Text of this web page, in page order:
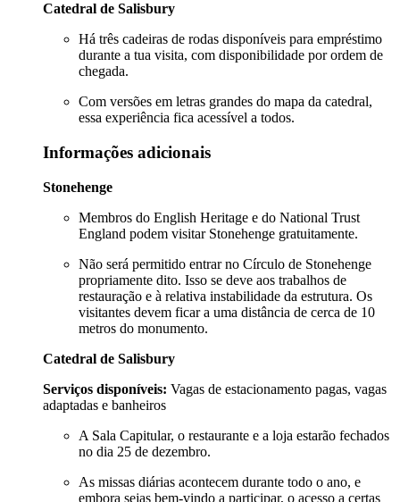
Catedral de Salisbury
Há três cadeiras de rodas disponíveis para empréstimo
durante a tua visita, com disponibilidade por ordem de
chegada.
Com versões em letras grandes do mapa da catedral,
essa experiência fica acessível a todos.
Informações adicionais
Stonehenge
Membros do English Heritage e do National Trust
England podem visitar Stonehenge gratuitamente.
Não será permitido entrar no Círculo de Stonehenge
propriamente dito. Isso se deve aos trabalhos de
restauração e à relativa instabilidade da estrutura. Os
visitantes devem ficar a uma distância de cerca de 10
metros do monumento.
Catedral de Salisbury
Serviços disponíveis: Vagas de estacionamento pagas, vagas
adaptadas e banheiros
A Sala Capitular, o restaurante e a loja estarão fechados
no dia 25 de dezembro.
As missas diárias acontecem durante todo o ano, e
embora sejas bem-vindo a participar, o acesso a certas